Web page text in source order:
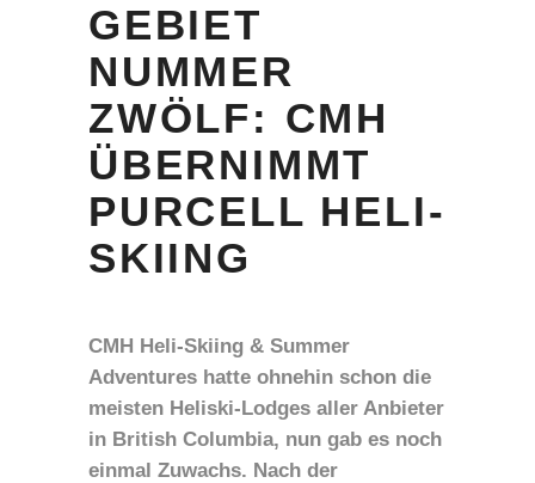
GEBIET
NUMMER
ZWÖLF: CMH
ÜBERNIMMT
PURCELL HELI-
SKIING
CMH Heli-Skiing & Summer
Adventures hatte ohnehin schon die
meisten Heliski-Lodges aller Anbieter
in British Columbia, nun gab es noch
einmal Zuwachs. Nach der